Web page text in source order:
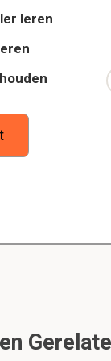
marktvorm toe
enkele
groothandel,
eventueel
oerproduct en
leren
mn
een heel
gewoon